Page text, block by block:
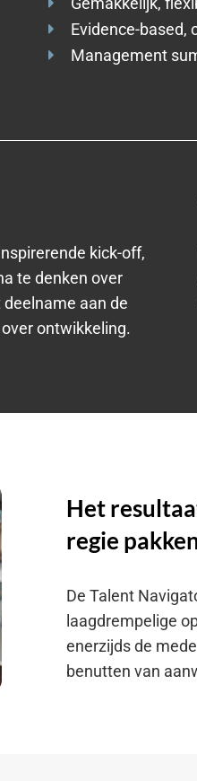
Evidence-based,
Management
kick-off,
te denken over
aan de
ontwikkeling.
Het
regie
De Talent
laagdrempelige
enerzijds de
benutten van